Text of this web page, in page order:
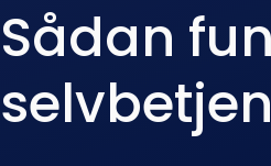
Sådan